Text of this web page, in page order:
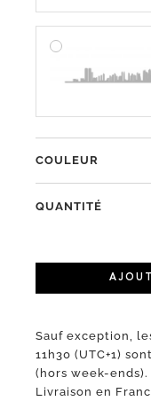
COULEUR
QUANTITÉ
Sauf exception,
11h30 (UTC+1)
(hors week-ends).
Livraison en